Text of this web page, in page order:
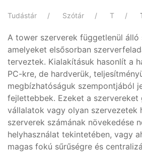
Tudástár Szótár T
A tower szerverek függetlenül álló
amelyeket elsősorban
terveztek. Kialakításuk hasonlít a
PC-kre, de hardverük,
megbízhatóságuk szempontjából
fejlettebbek. Ezeket a szervereket
vállalatok vagy olyan szervezetek
szerverek számának növekedése
helyhasználat tekintetében, vagy
magas fokú sűrűségre és